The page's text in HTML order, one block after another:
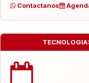
Contactanos